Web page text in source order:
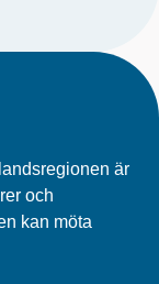
är
och
kan möta